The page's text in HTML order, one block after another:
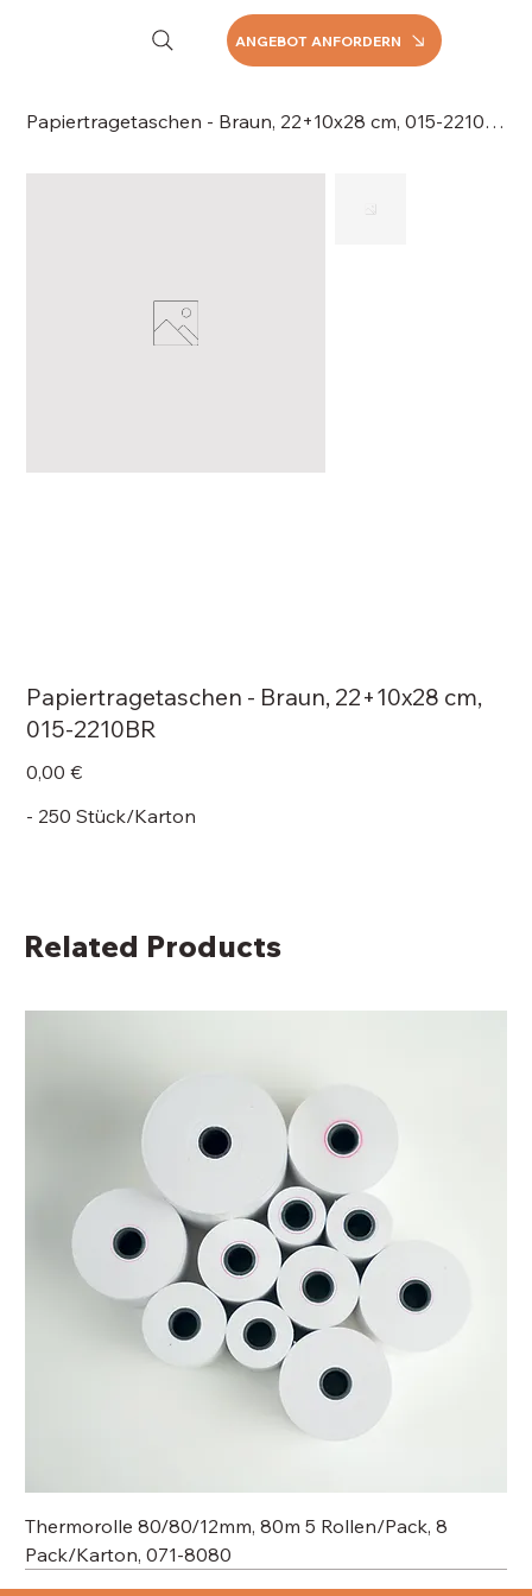
ANGEBOT ANFORDERN
Papiertragetaschen - Braun, 22+10x28 cm, 015-2210BR
Papiertragetaschen - Braun, 22+10x28 cm,
015-2210BR
Price
0,00 €
- 250 Stück/Karton
Related Products
Thermorolle 80/80/12mm, 80m 5 Rollen/Pack, 8
Pack/Karton, 071-8080